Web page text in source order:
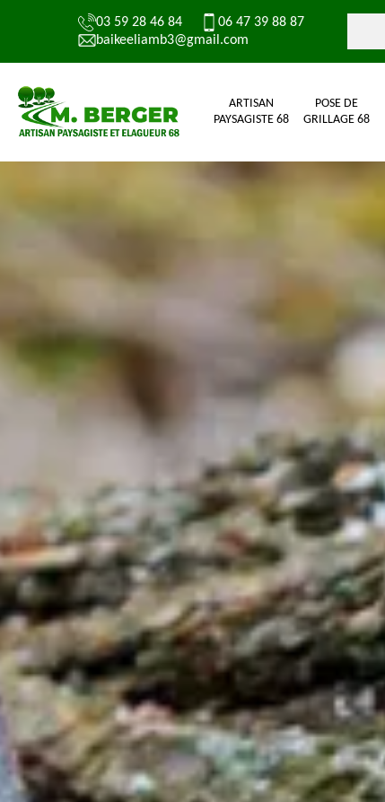
03 59 28 46 84
06 47 39 88 87
baikeeliamb3@gmail.com
ARTISAN
PAYSAGISTE 68
POSE DE
GRILLAGE 68